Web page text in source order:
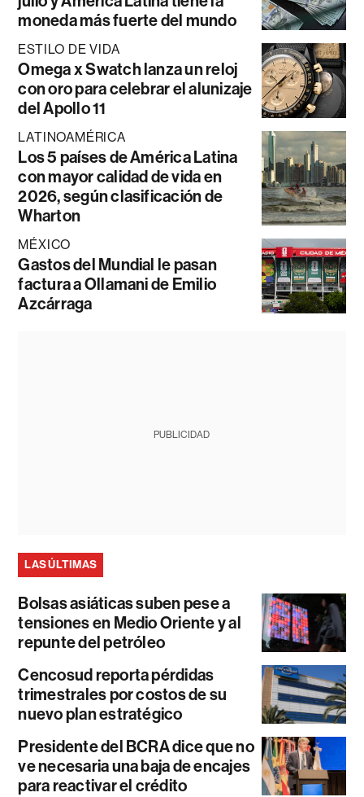
moneda más fuerte del mundo
ESTILO DE VIDA
Omega x Swatch lanza un reloj
con oro para celebrar el alunizaje
del Apollo 11
LATINOAMÉRICA
Los 5 países de América Latina
con mayor calidad de vida en
2026, según clasificación de
Wharton
MÉXICO
Gastos del Mundial le pasan
factura a Ollamani de Emilio
Azcárraga
PUBLICIDAD
LAS ÚLTIMAS
Bolsas asiáticas suben pese a
tensiones en Medio Oriente y al
repunte del petróleo
Cencosud reporta pérdidas
trimestrales por costos de su
nuevo plan estratégico
Presidente del BCRA dice que no
ve necesaria una baja de encajes
para reactivar el crédito